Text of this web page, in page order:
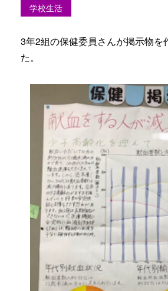
学校生活
3年2組の保健委員さんが掲示物を
た。